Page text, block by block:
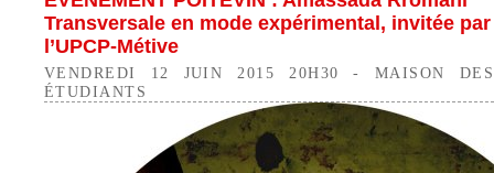
Transversale en mode expérimental, invitée par
l’UPCP-Métive
VENDREDI 12 JUIN 2015 20H30 - MAISON DES
ÉTUDIANTS